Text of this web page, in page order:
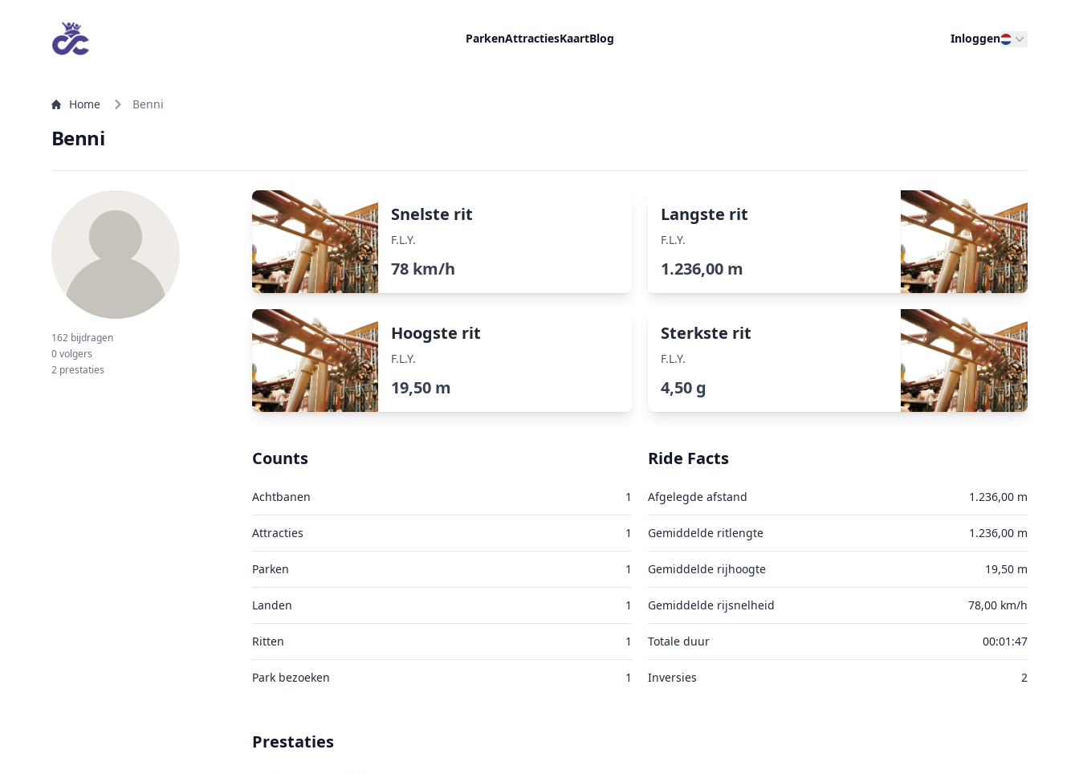
ParkenAttractiesKaartBlog Inloggen
Home Benni
Benni
162 bijdragen
0 volgers
2 prestaties
Snelste rit
F.L.Y.
78 km/h
Langste rit
F.L.Y.
1.236,00 m
Hoogste rit
F.L.Y.
19,50 m
Sterkste rit
F.L.Y.
4,50 g
Counts
Achtbanen 1
Attracties 1
Parken 1
Landen 1
Ritten 1
Park bezoeken 1
Ride Facts
Afgelegde afstand 1.236,00 m
Gemiddelde ritlengte 1.236,00 m
Gemiddelde rijhoogte 19,50 m
Gemiddelde rijsnelheid 78,00 km/h
Totale duur 00:01:47
Inversies 2
Prestaties